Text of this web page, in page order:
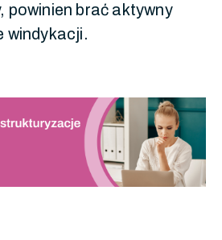
powinien brać aktywny
windykacji.